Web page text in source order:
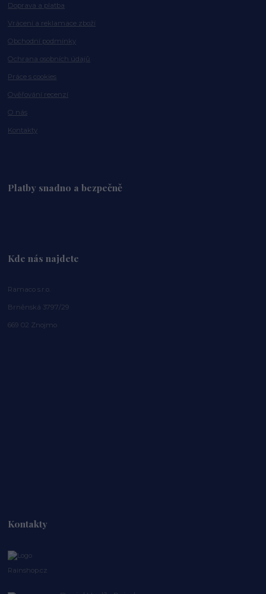
Doprava a platba
Vrácení a reklamace zboží
Obchodní podmínky
Ochrana osobních údajů
Práce s cookies
Ověřování recenzí
O nás
Kontakty
Platby snadno a bezpečně
Kde nás najdete
Ramaco s.r.o.
Brněnská 3797/29
669 02 Znojmo
Kontakty
Rainshop.cz